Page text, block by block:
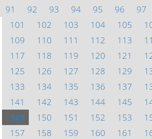
91
92 93 94 95 96 97
101
102 103 104 105
109
110 111 112 113
117
118 119 120 121
125
126 127 128 129
133
134 135 136 137
141
142 143 144 145
149
150 151 152 153
157
158 159 160 161